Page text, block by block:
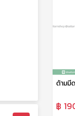
ด้ามมี
฿